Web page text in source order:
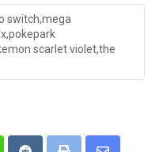
switch,mega
scarlet violet,the